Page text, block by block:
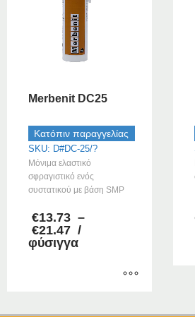
Merbenit DC25
Κατόπιν παραγγελίας
SKU: D#DC-25/?
Μόνιμα ελαστικό
σφραγιστικό ενός
συστατικού με βάση SMP
€13.73 –
€21.47 Price
range:
/
φύσιγγα
το